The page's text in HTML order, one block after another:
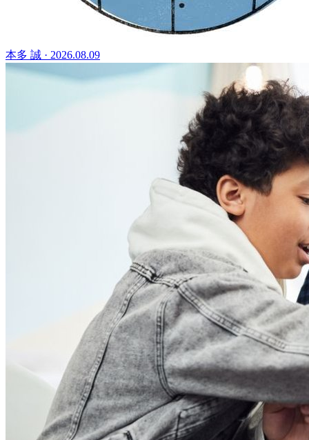
本多 誠 · 2026.08.09